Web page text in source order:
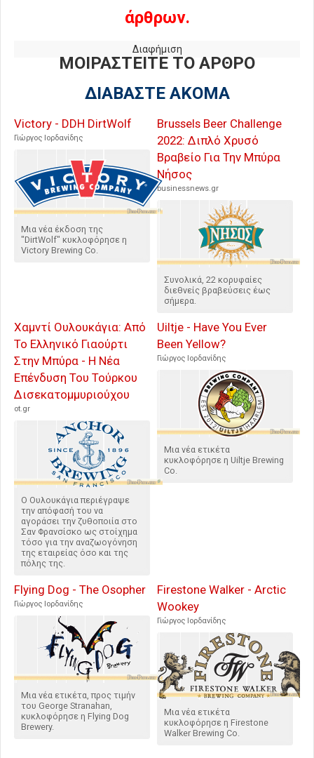
άρθρων.
Διαφήμιση
ΜΟΙΡΑΣΤΕΙΤΕ ΤΟ ΑΡΘΡΟ
ΔΙΑΒΑΣΤΕ ΑΚΟΜΑ
Victory - DDH DirtWolf
Γιώργος Ιορδανίδης
Μια νέα έκδοση της
"DirtWolf" κυκλοφόρησε η
Victory Brewing Co.
Brussels Beer Challenge
2022: Διπλό Χρυσό
Βραβείο Για Την Μπύρα
Νήσος
businessnews.gr
Συνολικά, 22 κορυφαίες
διεθνείς βραβεύσεις έως
σήμερα.
Χαμντί Ουλουκάγια: Από
Το Ελληνικό Γιαούρτι
Στην Μπύρα - Η Νέα
Επένδυση Του Τούρκου
Δισεκατομμυριούχου
ot.gr
Ο Ουλουκάγια περιέγραψε
την απόφασή του να
αγοράσει την ζυθοποιία στο
Σαν Φρανσίσκο ως στοίχημα
τόσο για την αναζωογόνηση
της εταιρείας όσο και της
πόλης της.
Uiltje - Have You Ever
Been Yellow?
Γιώργος Ιορδανίδης
Μια νέα ετικέτα
κυκλοφόρησε η Uiltje Brewing
Co.
Flying Dog - The Osopher
Γιώργος Ιορδανίδης
Μια νέα ετικέτα, προς τιμήν
του George Stranahan,
κυκλοφόρησε η Flying Dog
Brewery.
Firestone Walker - Arctic
Wookey
Γιώργος Ιορδανίδης
Μια νέα ετικέτα
κυκλοφόρησε η Firestone
Walker Brewing Co.